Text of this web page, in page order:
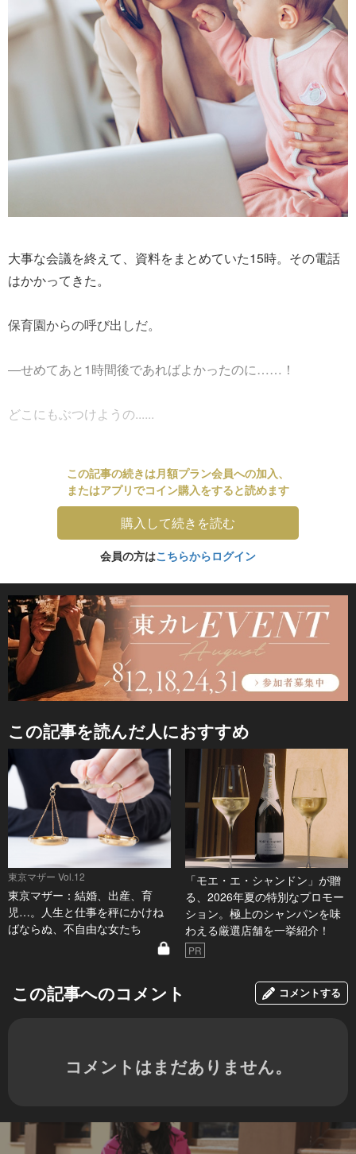
大事な会議を終えて、資料をまとめていた15時。その電話
はかかってきた。
保育園からの呼び出しだ。
―せめてあと1時間後であればよかったのに……！
どこにもぶつけようの......
この記事の続きは月額プラン会員への加入、
またはアプリでコイン購入をすると読めます
購入して続きを読む
会員の方はこちらからログイン
この記事を読んだ人におすすめ
東京マザー Vol.12
東京マザー：結婚、出産、育
児…。人生と仕事を秤にかけね
ばならぬ、不自由な女たち
「モエ・エ・シャンドン」が贈
る、2026年夏の特別なプロモー
ション。極上のシャンパンを味
わえる厳選店舗を一挙紹介！
PR
この記事へのコメント コメントする
コメントはまだありません。